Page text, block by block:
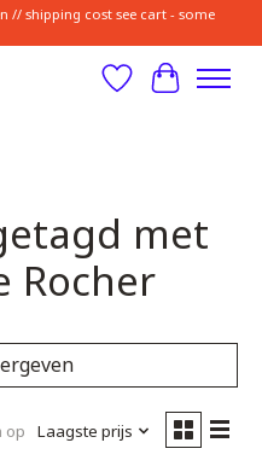
// shipping cost see cart - some
Verlanglijst
met
Rocher
op Laagste prijs